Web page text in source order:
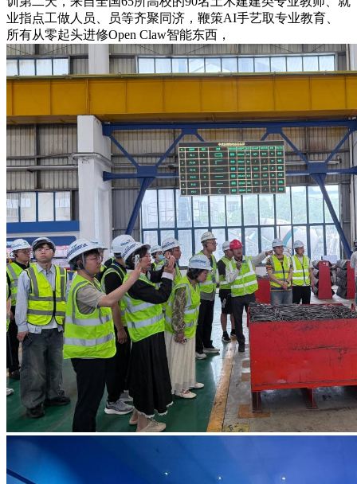
业指点工做人员、员等齐聚同济，鞭策AI手艺取专业教育、
所有从零起头进修Open Claw智能东西，